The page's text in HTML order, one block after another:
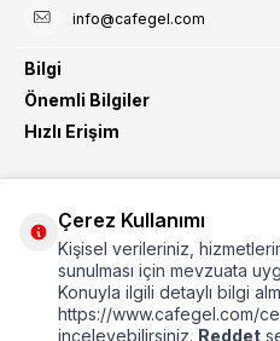
info@cafegel.com
Bilgi
Önemli Bilgiler
Hızlı Erişim
Etbis Kayıtlıdır
Çerez Kullanımı
Kişisel verileriniz,
sunulması için mevzuata
Konuyla ilgili detaylı bilgi
https://www.cafegel.com/
inceleyebilirsiniz. Reddet